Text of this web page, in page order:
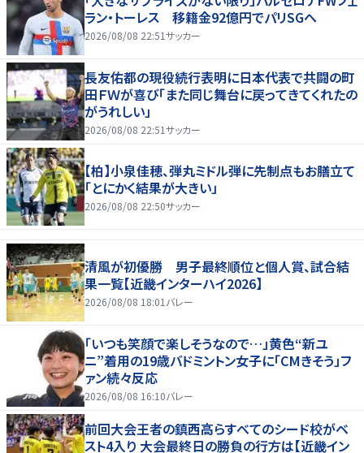
ラン・トーレス 移籍金92億円でパリSGへ
2026/08/08 22:51サッカー
長友佑都の現役続行表明に日本代表で共闘の町
田ＦＷが喜び「また同じ舞台に戻ってきてくれたの
がうれしい」
2026/08/08 22:51サッカー
【柏】小泉佳穂、弾丸ミドル弾に先制点もお膳立て
「とにかく結果が大きい」
2026/08/08 22:50サッカー
清風が初優勝 男子最終順位と個人賞、試合結
果一覧【近畿インターハイ2026】
2026/08/08 18:01 バレー
「いつも笑顔で楽しそうなので…」黄色“新ユ
ニ”着用の19歳バドミントン女子に「CMきそう」フ
ァン続々反応
2026/08/08 16:10バレー
前回大会王者の鎮西高らすべてのシード校がベ
スト4入り 大会最終日の勝負の行方は【近畿イン